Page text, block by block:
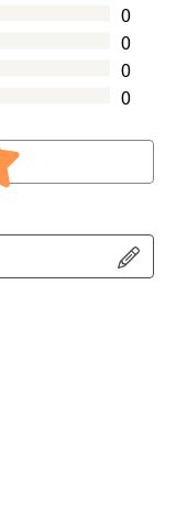
0
0
0
0